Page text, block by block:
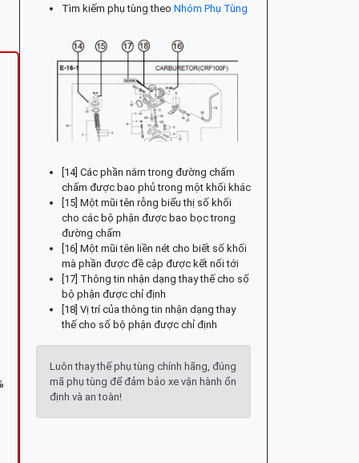
Tìm kiếm phụ tùng theo Nhóm Phụ Tùng
[14] Các phần nằm trong đường chấm
chấm được bao phủ trong một khối khác
[15] Một mũi tên rỗng biểu thị số khối
cho các bộ phận được bao bọc trong
đường chấm
[16] Một mũi tên liền nét cho biết số khối
mà phần được đề cập được kết nối tới
[17] Thông tin nhận dạng thay thế cho số
bộ phận được chỉ định
[18] Vị trí của thông tin nhận dạng thay
thế cho số bộ phận được chỉ định
Luôn thay thế phụ tùng chính hãng, đúng
mã phụ tùng để đảm bảo xe vận hành ổn
định và an toàn!